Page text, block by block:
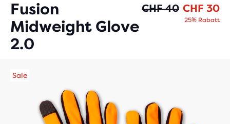
Fusion
Midweight Glove
2.0
CHF 40 CHF 30
25% Rabatt
Sale